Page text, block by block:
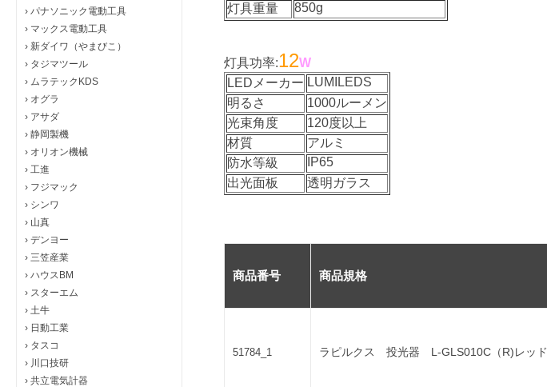
› パナソニック電動工具
› マックス電動工具
› 新ダイワ（やまびこ）
› タジマツール
› ムラテックKDS
› オグラ
› アサダ
› 静岡製機
› オリオン機械
› 工進
› フジマック
› シンワ
› 山真
› デンヨー
› 三笠産業
› ハウスBM
› スターエム
› 土牛
› 日動工業
› タスコ
› 川口技研
› 共立電気計器
灯具重量
850g
灯具功率:12W
LEDメーカー LUMILEDS
明るさ
1000ルーメン
光束角度
120度以上
材質
アルミ
防水等級
IP65
出光面板
透明ガラス
商品番号 商品規格
51784_1 ラピルクス 投光器 L-GLS010C（R)レッド